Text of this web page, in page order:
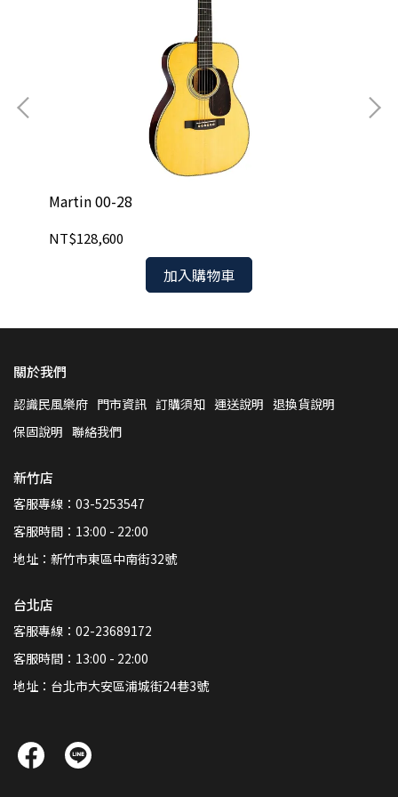
Martin 00-28
NT$128,600
加入購物車
關於我們
認識民風樂府 門市資訊 訂購須知 運送說明 退換貨說明
保固說明 聯絡我們
新竹店
客服專線：03-5253547
客服時間：13:00 - 22:00
地址：新竹市東區中南街32號
台北店
客服專線：02-23689172
客服時間：13:00 - 22:00
地址：台北市大安區浦城街24巷3號